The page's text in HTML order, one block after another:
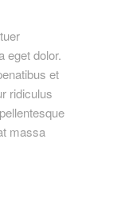
eget dolor.
et
ridiculus
massa